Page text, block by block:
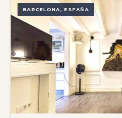
BARCELONA, ESPAÑA